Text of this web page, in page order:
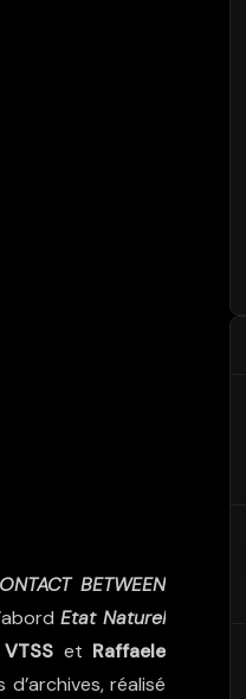
BETWEEN
Etat Naturel
VTSS et Raffaele
réalisé